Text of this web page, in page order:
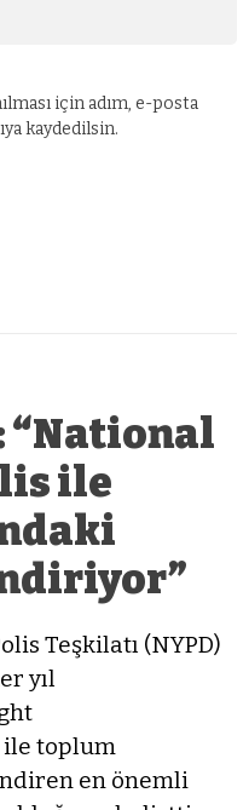
için adım, e-posta
kaydedilsin.
“National
ile
Teşkilatı (NYPD)
yıl
toplum
en önemli